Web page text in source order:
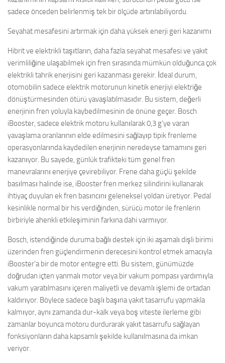
sadece önceden belirlenmiş tek bir ölçüde artırılabiliyordu.
Seyahat mesafesini artırmak için daha yüksek enerji geri kazanımı
Hibrit ve elektrikli taşıtların, daha fazla seyahat mesafesi ve yakıt
verimliliğine ulaşabilmek için fren sırasında mümkün olduğunca çok
elektrikli tahrik enerjisini geri kazanması gerekir. İdeal durum,
otomobilin sadece elektrik motorunun kinetik enerjiyi elektriğe
dönüştürmesinden ötürü yavaşlatılmasıdır. Bu sistem, değerli
enerjinin fren yoluyla kaybedilmesinin de önüne geçer. Bosch
iBooster, sadece elektrik motoru kullanılarak 0,3 g’ye varan
yavaşlama oranlarının elde edilmesini sağlayıp tipik frenleme
operasyonlarında kaydedilen enerjinin neredeyse tamamını geri
kazanıyor. Bu sayede, günlük trafikteki tüm genel fren
manevralarını enerjiye çevirebiliyor. Frene daha güçlü şekilde
basılması halinde ise, iBooster fren merkez silindirini kullanarak
ihtiyaç duyulan ek fren basıncını geleneksel yoldan üretiyor. Pedal
kesinlikle normal bir his verdiğinden, sürücü motor ile frenlerin
birbiriyle ahenkli etkileşiminin farkına dahi varmıyor.
Bosch, istendiğinde duruma bağlı destek için iki aşamalı dişli birimi
üzerinden fren güçlendirmenin derecesini kontrol etmek amacıyla
iBooster’a bir de motor entegre etti. Bu sistem, günümüzde
doğrudan içten yanmalı motor veya bir vakum pompası yardımıyla
vakum yaratılmasını içeren maliyetli ve devamlı işlemi de ortadan
kaldırıyor. Böylece sadece başlı başına yakıt tasarrufu yapmakla
kalmıyor, aynı zamanda dur-kalk veya boş viteste ilerleme gibi
zamanlar boyunca motoru durdurarak yakıt tasarrufu sağlayan
fonksiyonların daha kapsamlı şekilde kullanılmasına da imkan
veriyor.